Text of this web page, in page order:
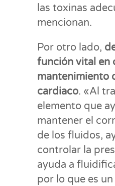
las toxinas
mencionan.
Por otro lado,
función vital en
mantenimiento
cardiaco. «Al
elemento que
mantener el
de los fluidos,
controlar la
ayuda a
por lo que es